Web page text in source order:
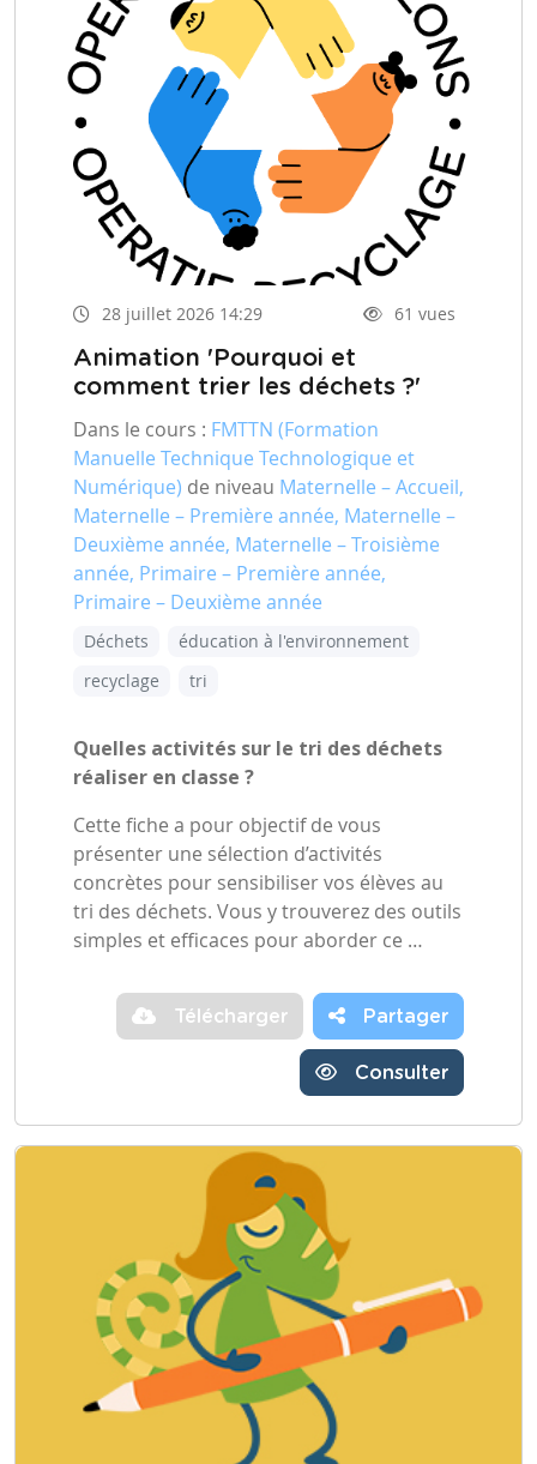
28 juillet 2026 14:29 61 vues
Animation 'Pourquoi et
comment trier les déchets ?'
Dans le cours : FMTTN (Formation
Manuelle Technique Technologique et
Numérique) de niveau Maternelle – Accueil,
Maternelle – Première année, Maternelle –
Deuxième année, Maternelle – Troisième
année, Primaire – Première année,
Primaire – Deuxième année
Déchets
éducation à l'environnement
recyclage
tri
Quelles activités sur le tri des déchets
réaliser en classe ?
Cette fiche a pour objectif de vous
présenter une sélection d’activités
concrètes pour sensibiliser vos élèves au
tri des déchets. Vous y trouverez des outils
simples et efficaces pour aborder ce …
Télécharger Partager
Consulter